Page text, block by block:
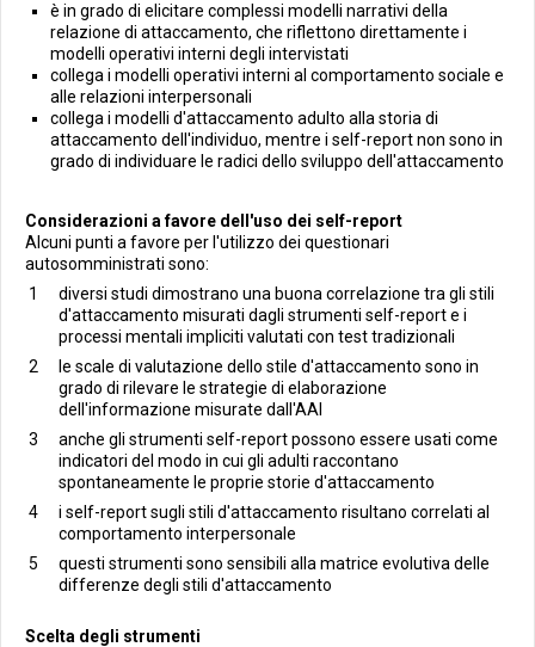
è in grado di elicitare complessi modelli narrativi della
relazione di attaccamento, che riflettono direttamente i
modelli operativi interni degli intervistati
collega i modelli operativi interni al comportamento sociale e
alle relazioni interpersonali
collega i modelli d'attaccamento adulto alla storia di
attaccamento dell'individuo, mentre i self-report non sono in
grado di individuare le radici dello sviluppo dell'attaccamento
Considerazioni a favore dell'uso dei self-report
Alcuni punti a favore per l'utilizzo dei questionari
autosomministrati sono:
diversi studi dimostrano una buona correlazione tra gli stili
d'attaccamento misurati dagli strumenti self-report e i
processi mentali impliciti valutati con test tradizionali
le scale di valutazione dello stile d'attaccamento sono in
grado di rilevare le strategie di elaborazione
dell'informazione misurate dall'AAI
anche gli strumenti self-report possono essere usati come
indicatori del modo in cui gli adulti raccontano
spontaneamente le proprie storie d'attaccamento
i self-report sugli stili d'attaccamento risultano correlati al
comportamento interpersonale
questi strumenti sono sensibili alla matrice evolutiva delle
differenze degli stili d'attaccamento
Scelta degli strumenti